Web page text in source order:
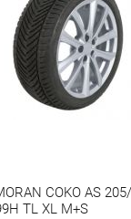
COKO AS
TL XL M+S